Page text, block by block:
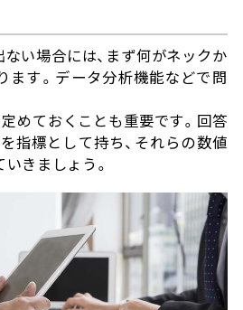
い場合には、まず何がネックか
ます。データ分析機能などで問
めておくことも重要です。回答
指標として持ち、それらの数値
いきましょう。